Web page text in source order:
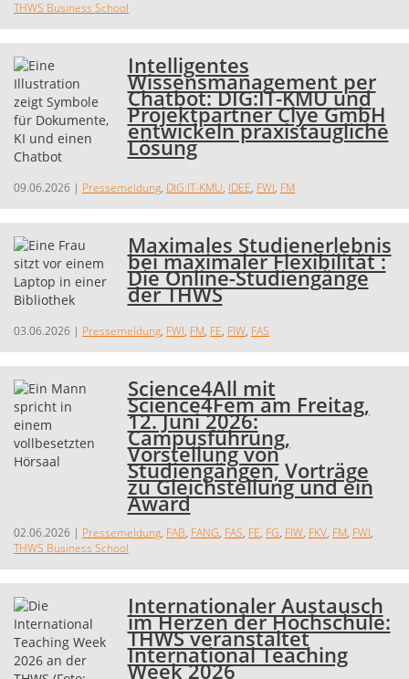
THWS Business School
Intelligentes
Wissensmanagement per
Chatbot: DIG:IT-KMU und
Projektpartner Clye GmbH
entwickeln praxistaugliche
Lösung
09.06.2026 | Pressemeldung, DIG:IT-KMU, IDEE, FWI, FM
Maximales Studienerlebnis
bei maximaler Flexibilität :
Die Online-Studiengänge
der THWS
03.06.2026 | Pressemeldung, FWI, FM, FE, FIW, FAS
Science4All mit
Science4Fem am Freitag,
12. Juni 2026:
Campusführung,
Vorstellung von
Studiengängen, Vorträge
zu Gleichstellung und ein
Award
02.06.2026 | Pressemeldung, FAB, FANG, FAS, FE, FG, FIW, FKV, FM, FWI,
THWS Business School
Internationaler Austausch
im Herzen der Hochschule:
THWS veranstaltet
International Teaching
Week 2026